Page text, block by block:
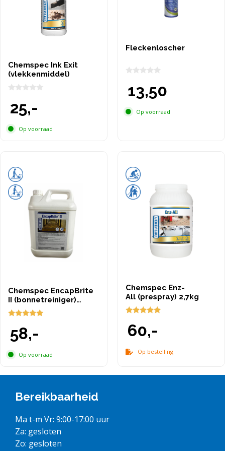
Chemspec Ink Exit
(vlekkenmiddel)
v
a25,-
Op voorraad
Fleckenloscher
a13,50
Op voorraad
Chemspec EncapBrite
II (bonnetreiniger)
(NIEUW 5 LITER)
van 5
58,-
Op voorraad
Chemspec Enz-
All (prespray) 2,7kg
van 5
60,-
Op bestelling
Bereikbaarheid
Ma t-m Vr: 9:00-17:00 uur
Za: gesloten
Zo: gesloten